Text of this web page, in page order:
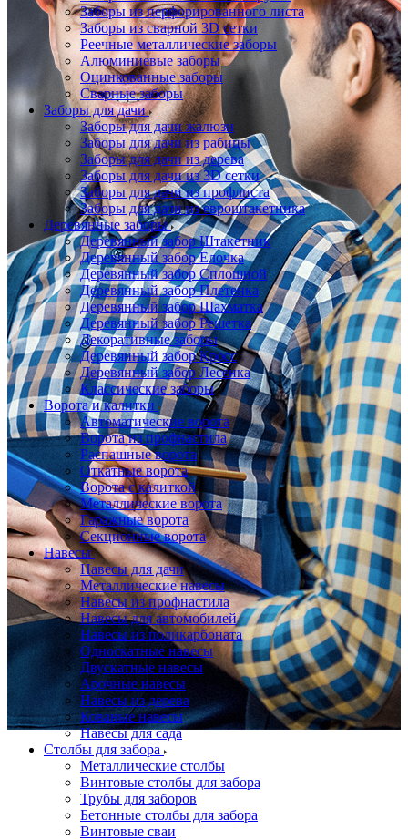
Заборы из перфорированного листа
Заборы из сварной 3D сетки
Реечные металлические заборы
Алюминиевые заборы
Оцинкованные заборы
Сварные заборы
Заборы для дачи
Заборы для дачи жалюзи
Заборы для дачи из рабицы
Заборы для дачи из дерева
Заборы для дачи из 3D сетки
Заборы для дачи из профлиста
Заборы для дачи из евроштакетника
Деревянные заборы
Деревянный забор Штакетник
Деревянный забор Елочка
Деревянный забор Сплошной
Деревянный забор Плетенка
Деревянный забор Шахматка
Деревянный забор Решетка
Декоративные заборы
Деревянный забор Кросс
Деревянный забор Лесенка
Классические заборы
Ворота и калитки
Автоматические ворота
Ворота из профнастила
Распашные ворота
Откатные ворота
Ворота с калиткой
Металлические ворота
Гаражные ворота
Секционные ворота
Навесы
Навесы для дачи
Металлические навесы
Навесы из профнастила
Навесы для автомобилей
Навесы из поликарбоната
Односкатные навесы
Двускатные навесы
Арочные навесы
Навесы из дерева
Кованые навесы
Навесы для сада
Столбы для забора
Металлические столбы
Винтовые столбы для забора
Трубы для заборов
Бетонные столбы для забора
Винтовые сваи